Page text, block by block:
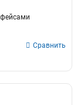
Сравнить